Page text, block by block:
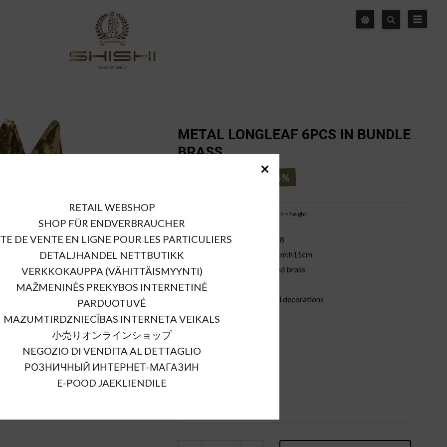
METAL LONGLEAF 6PCS IN BUNDLE
BRASS
75%
h = height
SKU:
37728
Outer Dimensions:
a3,5cm;h11cm
Material:
lacked brass
Color:
metal decorations
Units:
RETAIL WEBSHOP
SHOP FÜR ENDVERBRAUCHER
DE VENTE EN LIGNE POUR LES PARTICULIERS
DETALJHANDEL NETTBUTIKK
VERKKOKAUPPA (VÄHITTÄISMYYNTI)
MAŽMENINĖS PREKYBOS INTERNETINĖ
PARDUOTUVĖ
MAZUMTIRDZNIECĪBAS INTERNETA VEIKALS
小売りオンラインショップ
NEGOZIO DI VENDITA AL DETTAGLIO
РОЗНИЧНЫЙ ИНТЕРНЕТ-МАГАЗИН
E-POOD JAEKLIENDILE